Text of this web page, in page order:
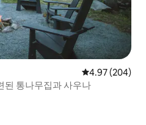
평점 4.97점(5
4.97 (204)
된 통나무집과 사우나